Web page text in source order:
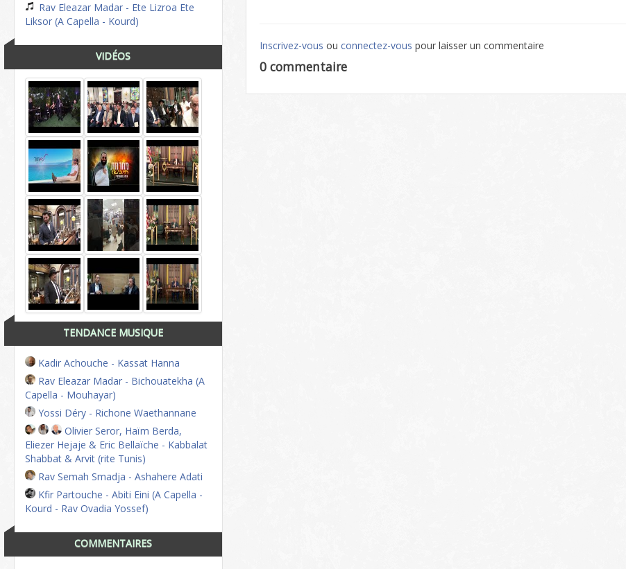
Rav Eleazar Madar - Ete Lizroa Ete
Liksor (A Capella - Kourd)
VIDÉOS
TENDANCE MUSIQUE
Kadir Achouche - Kassat Hanna
Rav Eleazar Madar - Bichouatekha (A
Capella - Mouhayar)
Yossi Déry - Richone Waethannane
Olivier Seror, Haïm Berda,
Eliezer Hejaje & Eric Bellaïche - Kabbalat
Shabbat & Arvit (rite Tunis)
Rav Semah Smadja - Ashahere Adati
Kfir Partouche - Abiti Eini (A Capella -
Kourd - Rav Ovadia Yossef)
COMMENTAIRES
Inscrivez-vous ouconnectez-vous pour laisser un commentaire
0 commentaire